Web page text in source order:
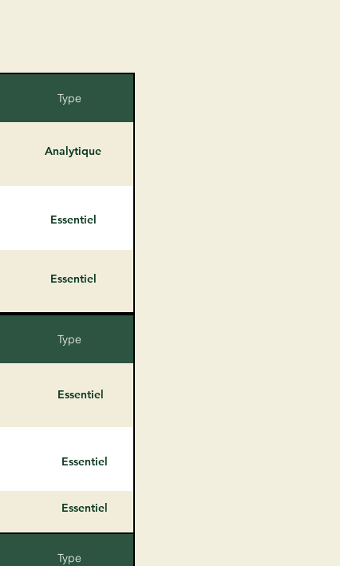
Type
Analytique
Essentiel
Essentiel
Type
Type
Essentiel
Essentiel
Essentiel